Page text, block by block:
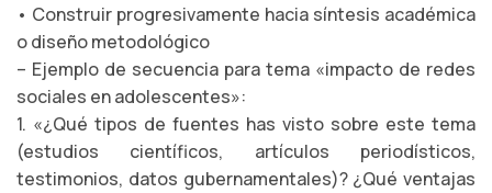
• Construir progresivamente hacia síntesis académica
o diseño metodológico
– Ejemplo de secuencia para tema «impacto de redes
sociales en adolescentes»:
1. «¿Qué tipos de fuentes has visto sobre este tema
(estudios científicos, artículos periodísticos,
testimonios, datos gubernamentales)? ¿Qué ventajas